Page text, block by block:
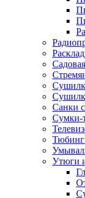
Санки
Сумки-
Тюбинг
Утюги